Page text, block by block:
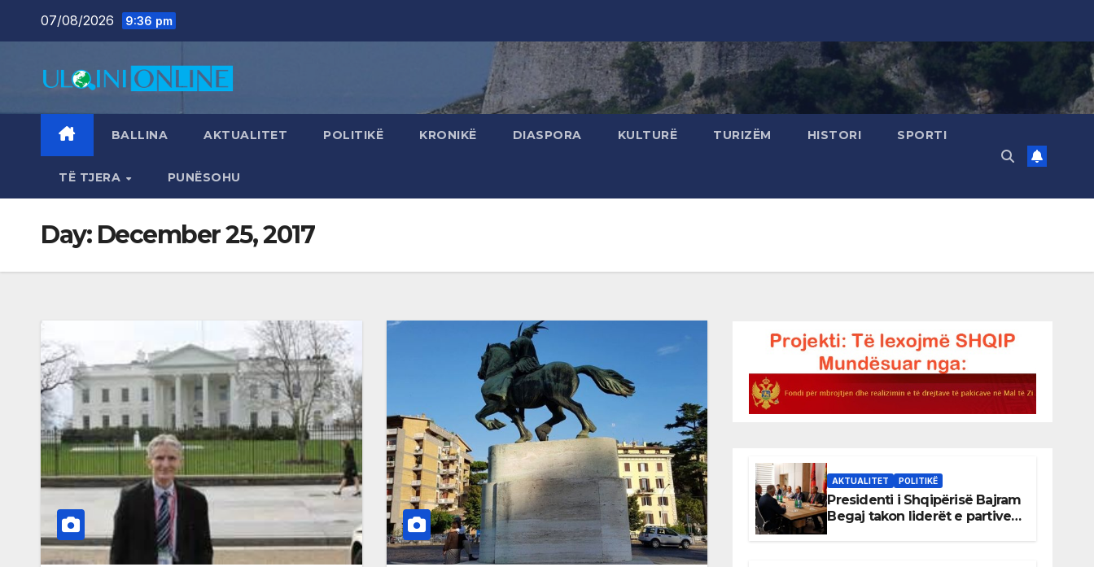
07/08/2026 9:36 pm
BALLINA AKTUALITET POLITIKË KRONIKË DIASPORA KULTURË TURIZËM HISTORI SPORTI
TË TJERA PUNËSOHU
Day: December 25, 2017
AKTUALITET POLITIKË
Presidenti i Shqipërisë Bajram
Begaj takon liderët e partive